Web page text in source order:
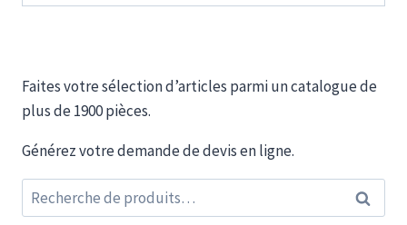
Faites votre sélection d’articles parmi un catalogue de
plus de 1900 pièces.
Générez votre demande de devis en ligne.
Recherche
pour :